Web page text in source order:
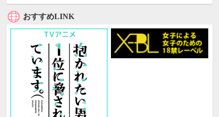
おすすめLINK